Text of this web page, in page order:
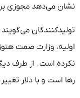
نشان می‌دهد مجوزی
تولیدکنندگان
اولیه، وزارت صمت
نکرده است. از طرف
رها است و با دلار